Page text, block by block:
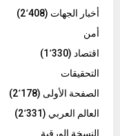
أخبار الجهات (2٬408)
أمن
اقتصاد (1٬330)
التحقيقات
الصفحة الأولى (2٬178)
العالم العربي (2٬331)
النسخة الورقية